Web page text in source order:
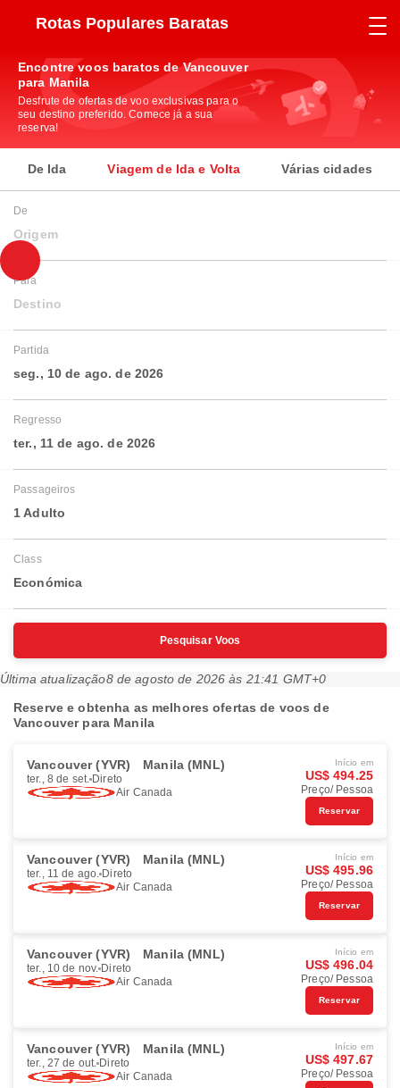
Rotas Populares Baratas
Encontre voos baratos de Vancouver
para Manila
Desfrute de ofertas de voo exclusivas para o
seu destino preferido. Comece já a sua
reserva!
De Ida Viagem de Ida e Volta Várias cidades
De
Origem
Para
Destino
Partida
seg., 10 de ago. de 2026
Regresso
ter., 11 de ago. de 2026
Passageiros
1 Adulto
Class
Económica
Pesquisar Voos
Última atualização8 de agosto de 2026 às 21:41 GMT+0
Reserve e obtenha as melhores ofertas de voos de
Vancouver para Manila
Vancouver (YVR) Manila (MNL)
ter., 8 de set. Direto
Air Canada
Início em
US$ 494.25
Preço/ Pessoa
Reservar
Vancouver (YVR) Manila (MNL)
ter., 11 de ago. Direto
Air Canada
Início em
US$ 495.96
Preço/ Pessoa
Reservar
Vancouver (YVR) Manila (MNL)
ter., 10 de nov. Direto
Air Canada
Início em
US$ 496.04
Preço/ Pessoa
Reservar
Vancouver (YVR) Manila (MNL)
ter., 27 de out. Direto
Air Canada
Início em
US$ 497.67
Preço/ Pessoa